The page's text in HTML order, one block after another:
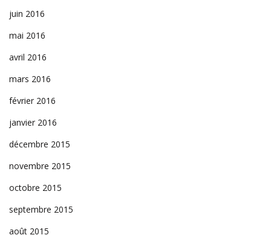
juin 2016
mai 2016
avril 2016
mars 2016
février 2016
janvier 2016
décembre 2015
novembre 2015
octobre 2015
septembre 2015
août 2015